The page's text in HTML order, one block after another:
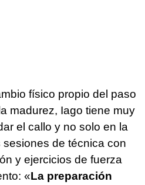
físico propio del paso
madurez, Iago tiene muy
el callo y no solo en la
de técnica con
y ejercicios de fuerza
«La preparación